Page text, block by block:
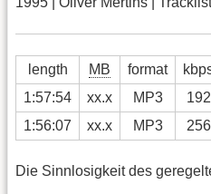
length MB format
1:57:54
xx.x MP3 192
1:56:07
xx.x MP3 256
Die Sinnlosigkeit des